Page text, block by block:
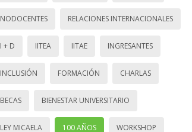
NODOCENTES RELACIONES INTERNACIONALES
I + D IITEA IITAE INGRESANTES
INCLUSIÓN FORMACIÓN CHARLAS
BECAS BIENESTAR UNIVERSITARIO
LEY MICAELA 100 AÑOS WORKSHOP